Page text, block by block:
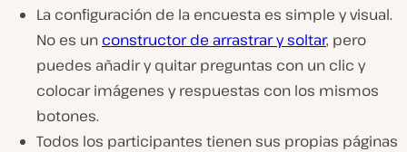
La configuración de la encuesta es simple y visual.
No es un constructor de arrastrar y soltar, pero
puedes añadir y quitar preguntas con un clic y
colocar imágenes y respuestas con los mismos
botones.
Todos los participantes tienen sus propias páginas